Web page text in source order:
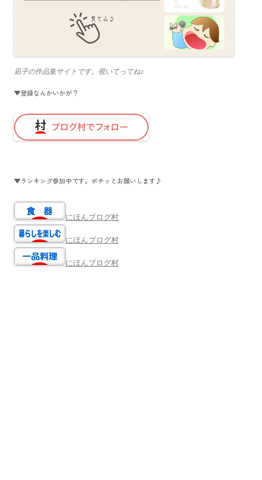
凪子の作品集サイトです。覗いてってね♪
▼登録なんかいかが？
▼ランキング参加中です。ポチッとお願いします♪
にほんブログ村
にほんブログ村
にほんブログ村